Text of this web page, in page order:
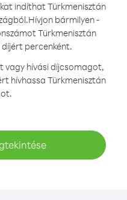
indíthat Türkmenisztán
Hívjon bármilyen -
Türkmenisztán
díjért percenként.
vagy hívási díjcsomagot,
hívhassa Türkmenisztán